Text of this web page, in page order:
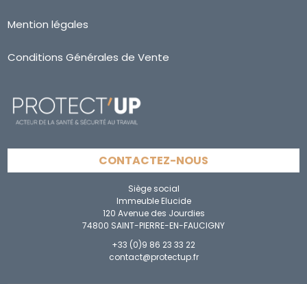
Mention légales
Conditions Générales de Vente
CONTACTEZ-NOUS
Siège social
Immeuble Elucide
120 Avenue des Jourdies
74800 SAINT-PIERRE-EN-FAUCIGNY
+33 (0)9 86 23 33 22
contact@protectup.fr